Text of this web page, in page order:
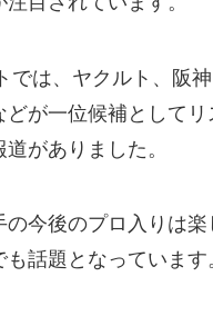
では、ヤクルト、阪神
が一位候補としてリ
がありました。
今後のプロ入りは楽
話題となっています